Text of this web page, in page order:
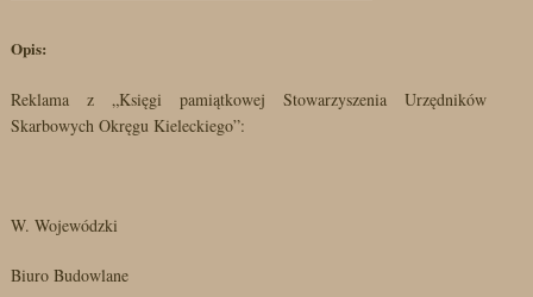
Opis:
Reklama z „Księgi pamiątkowej Stowarzyszenia Urzędników
Skarbowych Okręgu Kieleckiego”:
W. Wojewódzki
Biuro Budowlane